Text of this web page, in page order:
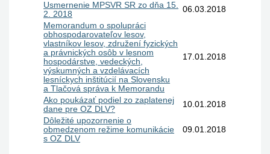
Usmernenie MPSVR SR zo dňa 15.
2. 2018
06.03.2018
Memorandum o spolupráci
obhospodarovateľov lesov,
vlastníkov lesov, združení fyzických
a právnických osôb v lesnom
hospodárstve, vedeckých,
výskumných a vzdelávacích
lesníckych inštitúcií na Slovensku
a Tlačová správa k Memorandu
17.01.2018
Ako poukázať podiel zo zaplatenej
dane pre OZ DLV?
10.01.2018
Dôležité upozornenie o
obmedzenom režime komunikácie
s OZ DLV
09.01.2018